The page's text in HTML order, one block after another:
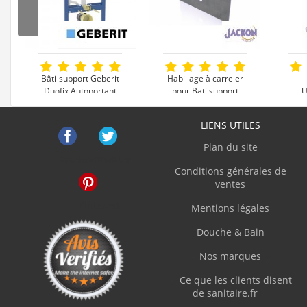
"La
prix les
"Produit
"Site
Bâti-support Geberit
Duofix Autoportant
349 €
Habillage à carreler
pour Bati support
99 €
Voir le produit
LIENS UTILES
Plan du site
Conditions générales de
ventes
Mentions légales
Douche & Bain
Nos marques
Ce que les clients disent
de sanitaire.fr